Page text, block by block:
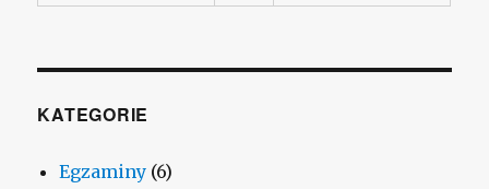
KATEGORIE
Egzaminy (6)